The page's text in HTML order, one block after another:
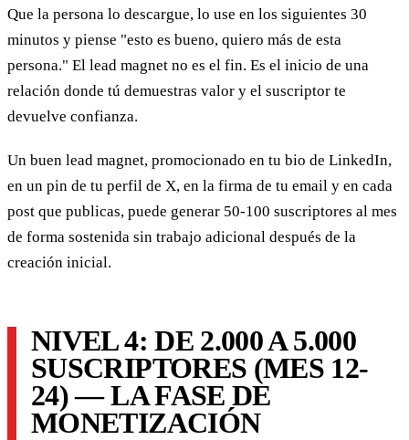
Que la persona lo descargue, lo use en los siguientes 30
minutos y piense "esto es bueno, quiero más de esta
persona." El lead magnet no es el fin. Es el inicio de una
relación donde tú demuestras valor y el suscriptor te
devuelve confianza.
Un buen lead magnet, promocionado en tu bio de LinkedIn,
en un pin de tu perfil de X, en la firma de tu email y en cada
post que publicas, puede generar 50-100 suscriptores al mes
de forma sostenida sin trabajo adicional después de la
creación inicial.
NIVEL 4: DE 2.000 A 5.000
SUSCRIPTORES (MES 12-
24) — LA FASE DE
MONETIZACIÓN